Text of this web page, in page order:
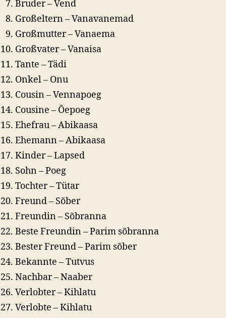
Bruder – Vend
Großeltern – Vanavanemad
Großmutter – Vanaema
Großvater – Vanaisa
Tante – Tädi
Onkel – Onu
Cousin – Vennapoeg
Cousine – Õepoeg
Ehefrau – Abikaasa
Ehemann – Abikaasa
Kinder – Lapsed
Sohn – Poeg
Tochter – Tütar
Freund – Sõber
Freundin – Sõbranna
Beste Freundin – Parim sõbranna
Bester Freund – Parim sõber
Bekannte – Tutvus
Nachbar – Naaber
Verlobter – Kihlatu
Verlobte – Kihlatu